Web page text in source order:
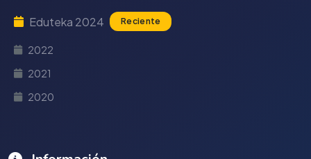
Eduteka 2024 Reciente
2022
2021
2020